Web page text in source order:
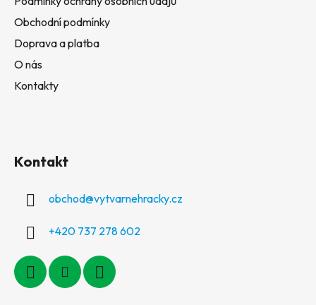
Obchodní podmínky
Doprava a platba
O nás
Kontakty
Kontakt
obchod@vytvarnehracky.cz
+420 737 278 602